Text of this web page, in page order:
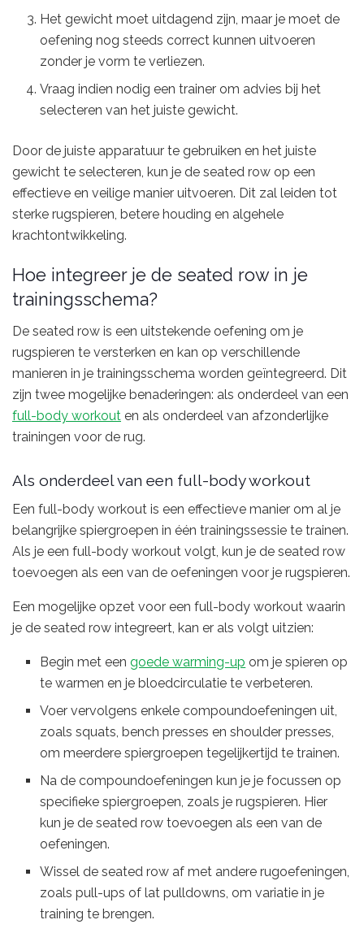
Het gewicht moet uitdagend zijn, maar je moet de
oefening nog steeds correct kunnen uitvoeren
zonder je vorm te verliezen.
Vraag indien nodig een trainer om advies bij het
selecteren van het juiste gewicht.
Door de juiste apparatuur te gebruiken en het juiste
gewicht te selecteren, kun je de seated row op een
effectieve en veilige manier uitvoeren. Dit zal leiden tot
sterke rugspieren, betere houding en algehele
krachtontwikkeling.
Hoe integreer je de seated row in je
trainingsschema?
De seated row is een uitstekende oefening om je
rugspieren te versterken en kan op verschillende
manieren in je trainingsschema worden geïntegreerd. Dit
zijn twee mogelijke benaderingen: als onderdeel van een
full-body workout en als onderdeel van afzonderlijke
trainingen voor de rug.
Als onderdeel van een full-body workout
Een full-body workout is een effectieve manier om al je
belangrijke spiergroepen in één trainingssessie te trainen.
Als je een full-body workout volgt, kun je de seated row
toevoegen als een van de oefeningen voor je rugspieren.
Een mogelijke opzet voor een full-body workout waarin
je de seated row integreert, kan er als volgt uitzien:
Begin met eengoede warming-up om je spieren op
te warmen en je bloedcirculatie te verbeteren.
Voer vervolgens enkele compoundoefeningen uit,
zoals squats, bench presses en shoulder presses,
om meerdere spiergroepen tegelijkertijd te trainen.
Na de compoundoefeningen kun je je focussen op
specifieke spiergroepen, zoals je rugspieren. Hier
kun je de seated row toevoegen als een van de
oefeningen.
Wissel de seated row af met andere rugoefeningen,
zoals pull-ups of lat pulldowns, om variatie in je
training te brengen.